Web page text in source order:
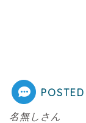
名無しさん